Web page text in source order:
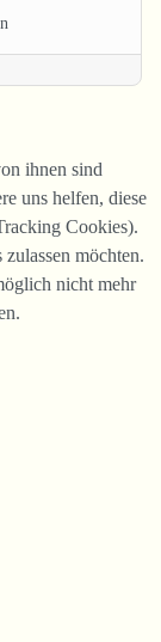
ihnen sind
uns helfen, diese
Cookies).
möchten.
nicht mehr